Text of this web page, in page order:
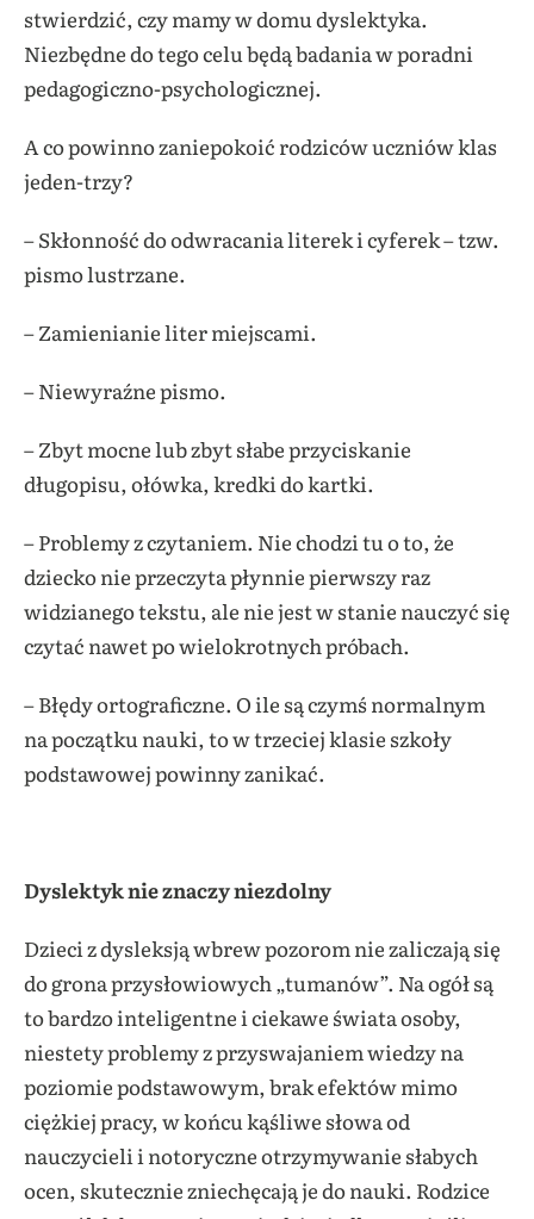
stwierdzić, czy mamy w domu dyslektyka.
Niezbędne do tego celu będą badania w poradni
pedagogiczno-psychologicznej.
A co powinno zaniepokoić rodziców uczniów klas
jeden-trzy?
– Skłonność do odwracania literek i cyferek – tzw.
pismo lustrzane.
– Zamienianie liter miejscami.
– Niewyraźne pismo.
– Zbyt mocne lub zbyt słabe przyciskanie
długopisu, ołówka, kredki do kartki.
– Problemy z czytaniem. Nie chodzi tu o to, że
dziecko nie przeczyta płynnie pierwszy raz
widzianego tekstu, ale nie jest w stanie nauczyć się
czytać nawet po wielokrotnych próbach.
– Błędy ortograficzne. O ile są czymś normalnym
na początku nauki, to w trzeciej klasie szkoły
podstawowej powinny zanikać.
Dyslektyk nie znaczy niezdolny
Dzieci z dysleksją wbrew pozorom nie zaliczają się
do grona przysłowiowych „tumanów”. Na ogół są
to bardzo inteligentne i ciekawe świata osoby,
niestety problemy z przyswajaniem wiedzy na
poziomie podstawowym, brak efektów mimo
ciężkiej pracy, w końcu kąśliwe słowa od
nauczycieli i notoryczne otrzymywanie słabych
ocen, skutecznie zniechęcają je do nauki. Rodzice